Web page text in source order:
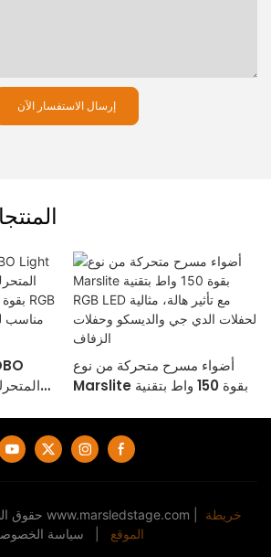
إرسال الاستفسار الآن
جي والنوادي والحانات والديسكو.
أضواء مسرح متحركة من نوع
Marslite بقوة 150 واط بتقنية
وحفلات الزفاف
www.marsledstage.com
خريطة
الموقع
سياسة